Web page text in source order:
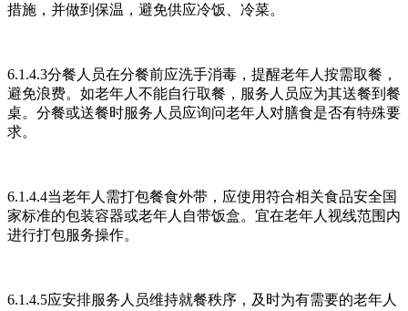
措施，并做到保温，避免供应冷饭、冷菜。
6.1.4.3分餐人员在分餐前应洗手消毒，提醒老年人按需取餐，
避免浪费。如老年人不能自行取餐，服务人员应为其送餐到餐
桌。分餐或送餐时服务人员应询问老年人对膳食是否有特殊要
求。
6.1.4.4当老年人需打包餐食外带，应使用符合相关食品安全国
家标准的包装容器或老年人自带饭盒。宜在老年人视线范围内
进行打包服务操作。
6.1.4.5应安排服务人员维持就餐秩序，及时为有需要的老年人